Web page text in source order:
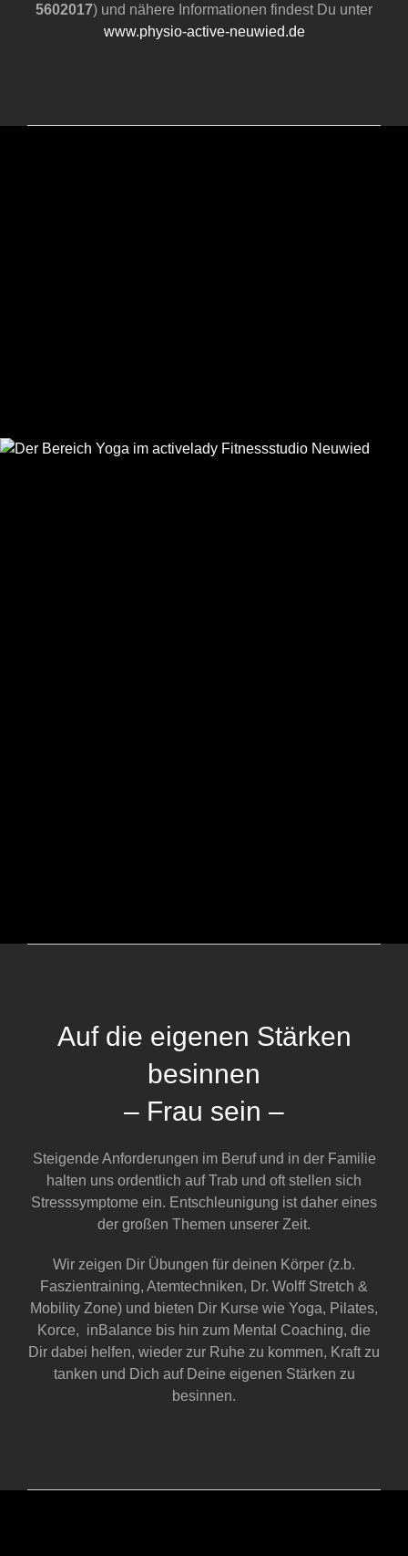
5602017) und nähere Informationen findest Du unter
www.physio-active-neuwied.de
Auf die eigenen Stärken
besinnen
– Frau sein –
Steigende Anforderungen im Beruf und in der Familie
halten uns ordentlich auf Trab und oft stellen sich
Stresssymptome ein. Entschleunigung ist daher eines
der großen Themen unserer Zeit.
Wir zeigen Dir Übungen für deinen Körper (z.b.
Faszientraining, Atemtechniken, Dr. Wolff Stretch &
Mobility Zone) und bieten Dir Kurse wie Yoga, Pilates,
Korce, inBalance bis hin zum Mental Coaching, die
Dir dabei helfen, wieder zur Ruhe zu kommen, Kraft zu
tanken und Dich auf Deine eigenen Stärken zu
besinnen.